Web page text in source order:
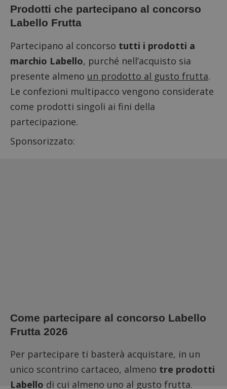
Prodotti che partecipano al concorso
Labello Frutta
Partecipano al concorso tutti i prodotti a
marchio Labello, purché nell’acquisto sia
presente almeno un prodotto al gusto frutta.
Le confezioni multipacco vengono considerate
come prodotti singoli ai fini della
partecipazione.
Sponsorizzato:
Come partecipare al concorso Labello
Frutta 2026
Per partecipare ti basterà acquistare, in un
unico scontrino cartaceo, almeno tre prodotti
Labello di cui almeno uno al gusto frutta.